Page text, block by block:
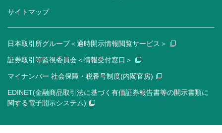
サイトマップ
日本取引所グループ＜適時開示情報閲覧サービス＞
証券取引等監視委員会＜情報受付窓口＞
マイナンバー 社会保障・税番号制度(内閣官房)
EDINET(金融商品取引法に基づく有価証券報告書等の開示書類に
関する電子開示システム)